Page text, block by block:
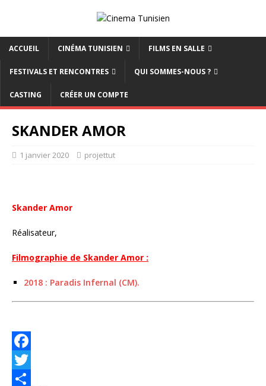
ACCUEIL CINÉMA TUNISIEN FILMS EN SALLE
FESTIVALS ET RENCONTRES QUI SOMMES-NOUS ?
CASTING CRÉER UN COMPTE
SKANDER AMOR
1 janvier 2020 projettut
Skander Amor
Réalisateur,
Filmographie de Skander Amor :
2018 : Paradis Infernal (CM).
F
aT